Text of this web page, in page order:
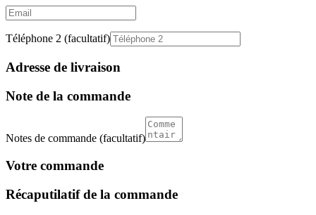
Email
Téléphone 2 (facultatif)
Adresse de livraison
Note de la commande
Notes de commande (facultatif)
Votre commande
Récaputilatif de la commande